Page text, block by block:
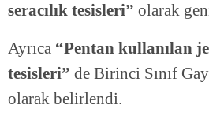
seracılık tesisleri” olarak
Ayrıca “Pentan kullanılan
tesisleri” de Birinci Sınıf
olarak belirlendi.